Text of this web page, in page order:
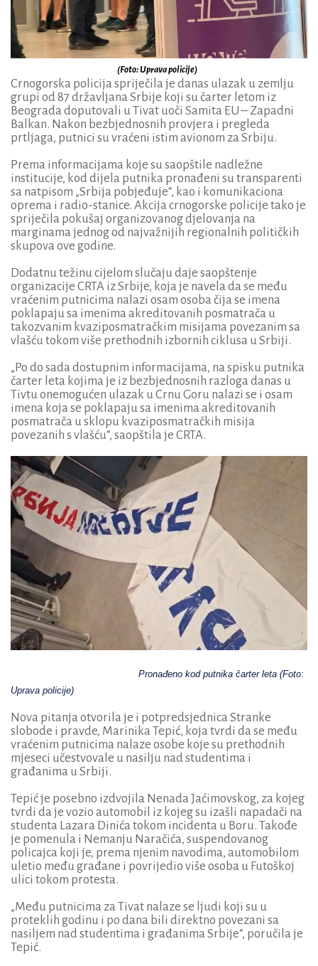
(Foto: Uprava policije)
Crnogorska policija spriječila je danas ulazak u zemlju
grupi od 87 državljana Srbije koji su čarter letom iz
Beograda doputovali u Tivat uoči Samita EU – Zapadni
Balkan. Nakon bezbjednosnih provjera i pregleda
prtljaga, putnici su vraćeni istim avionom za Srbiju.
Prema informacijama koje su saopštile nadležne
institucije, kod dijela putnika pronađeni su transparenti
sa natpisom „Srbija pobjeđuje“, kao i komunikaciona
oprema i radio-stanice. Akcija crnogorske policije tako je
spriječila pokušaj organizovanog djelovanja na
marginama jednog od najvažnijih regionalnih političkih
skupova ove godine.
Dodatnu težinu cijelom slučaju daje saopštenje
organizacije CRTA iz Srbije, koja je navela da se među
vraćenim putnicima nalazi osam osoba čija se imena
poklapaju sa imenima akreditovanih posmatrača u
takozvanim kvaziposmatračkim misijama povezanim sa
vlašću tokom više prethodnih izbornih ciklusa u Srbiji.
„Po do sada dostupnim informacijama, na spisku putnika
čarter leta kojima je iz bezbjednosnih razloga danas u
Tivtu onemogućen ulazak u Crnu Goru nalazi se i osam
imena koja se poklapaju sa imenima akreditovanih
posmatrača u sklopu kvaziposmatračkih misija
povezanih s vlašću“, saopštila je CRTA.
Pronađeno kod putnika čarter leta (Foto:
Uprava policije)
Nova pitanja otvorila je i potpredsjednica Stranke
slobode i pravde, Marinika Tepić, koja tvrdi da se među
vraćenim putnicima nalaze osobe koje su prethodnih
mjeseci učestvovale u nasilju nad studentima i
građanima u Srbiji.
Tepić je posebno izdvojila Nenada Jaćimovskog, za kojeg
tvrdi da je vozio automobil iz kojeg su izašli napadači na
studenta Lazara Dinića tokom incidenta u Boru. Takođe
je pomenula i Nemanju Naračića, suspendovanog
policajca koji je, prema njenim navodima, automobilom
uletio među građane i povrijedio više osoba u Futoškoj
ulici tokom protesta.
„Među putnicima za Tivat nalaze se ljudi koji su u
proteklih godinu i po dana bili direktno povezani sa
nasiljem nad studentima i građanima Srbije“, poručila je
Tepić.